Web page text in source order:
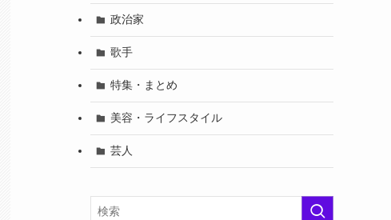
政治家
歌手
特集・まとめ
美容・ライフスタイル
芸人